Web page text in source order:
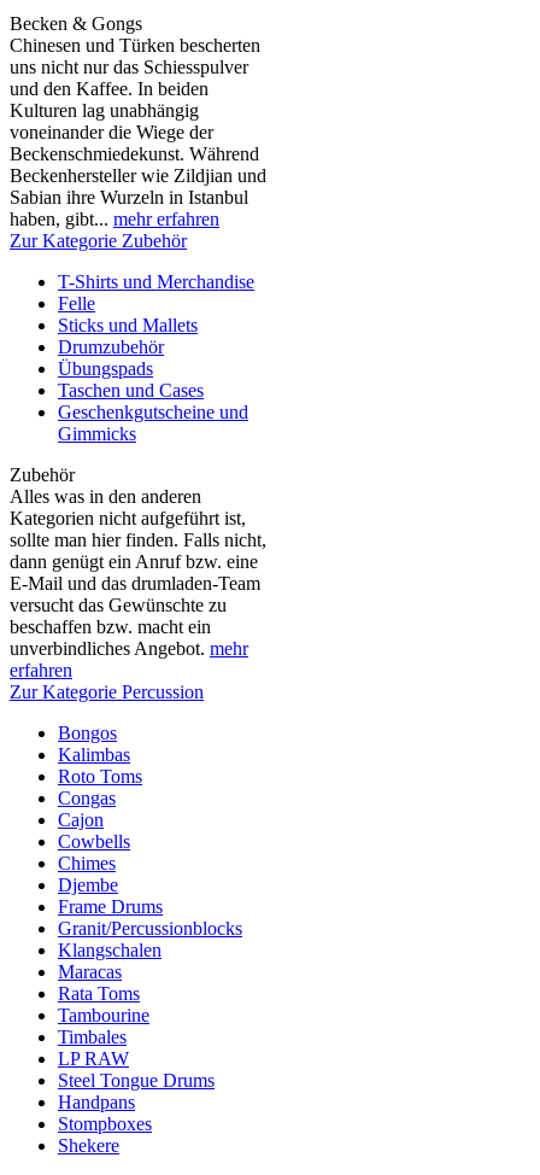
Becken & Gongs
Chinesen und Türken bescherten
uns nicht nur das Schiesspulver
und den Kaffee. In beiden
Kulturen lag unabhängig
voneinander die Wiege der
Beckenschmiedekunst. Während
Beckenhersteller wie Zildjian und
Sabian ihre Wurzeln in Istanbul
haben, gibt... mehr erfahren
Zur Kategorie Zubehör
T-Shirts und Merchandise
Felle
Sticks und Mallets
Drumzubehör
Übungspads
Taschen und Cases
Geschenkgutscheine und
Gimmicks
Zubehör
Alles was in den anderen
Kategorien nicht aufgeführt ist,
sollte man hier finden. Falls nicht,
dann genügt ein Anruf bzw. eine
E-Mail und das drumladen-Team
versucht das Gewünschte zu
beschaffen bzw. macht ein
unverbindliches Angebot. mehr
erfahren
Zur Kategorie Percussion
Bongos
Kalimbas
Roto Toms
Congas
Cajon
Cowbells
Chimes
Djembe
Frame Drums
Granit/Percussionblocks
Klangschalen
Maracas
Rata Toms
Tambourine
Timbales
LP RAW
Steel Tongue Drums
Handpans
Stompboxes
Shekere